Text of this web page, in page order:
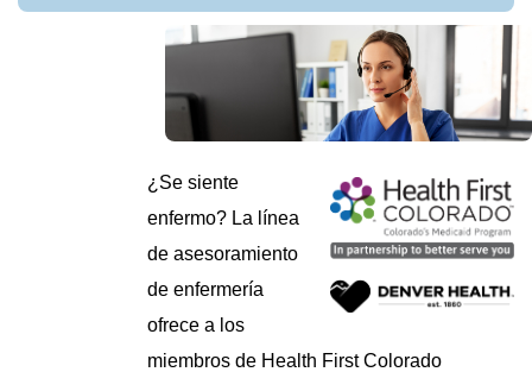
¿Se siente
enfermo? La línea
de asesoramiento
de enfermería
ofrece a los
miembros de Health First Colorado